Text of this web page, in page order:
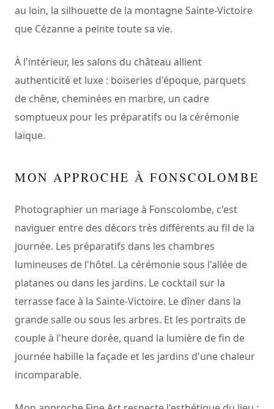
au loin, la silhouette de la montagne Sainte-Victoire
que Cézanne a peinte toute sa vie.
À l'intérieur, les salons du château allient
authenticité et luxe : boiseries d'époque, parquets
de chêne, cheminées en marbre, un cadre
somptueux pour les préparatifs ou la cérémonie
laïque.
MON APPROCHE À FONSCOLOMBE
Photographier un mariage à Fonscolombe, c'est
naviguer entre des décors très différents au fil de la
journée. Les préparatifs dans les chambres
lumineuses de l'hôtel. La cérémonie sous l'allée de
platanes ou dans les jardins. Le cocktail sur la
terrasse face à la Sainte-Victoire. Le dîner dans la
grande salle ou sous les arbres. Et les portraits de
couple à l'heure dorée, quand la lumière de fin de
journée habille la façade et les jardins d'une chaleur
incomparable.